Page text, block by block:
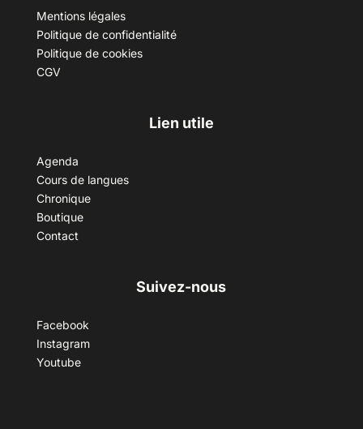
Mentions légales
Politique de confidentialité
Politique de cookies
CGV
Lien utile
Agenda
Cours de langues
Chronique
Boutique
Contact
Suivez-nous
Facebook
Instagram
Youtube